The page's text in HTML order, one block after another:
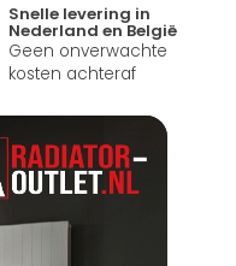
Snelle levering in
Nederland en België
Geen onverwachte
kosten achteraf